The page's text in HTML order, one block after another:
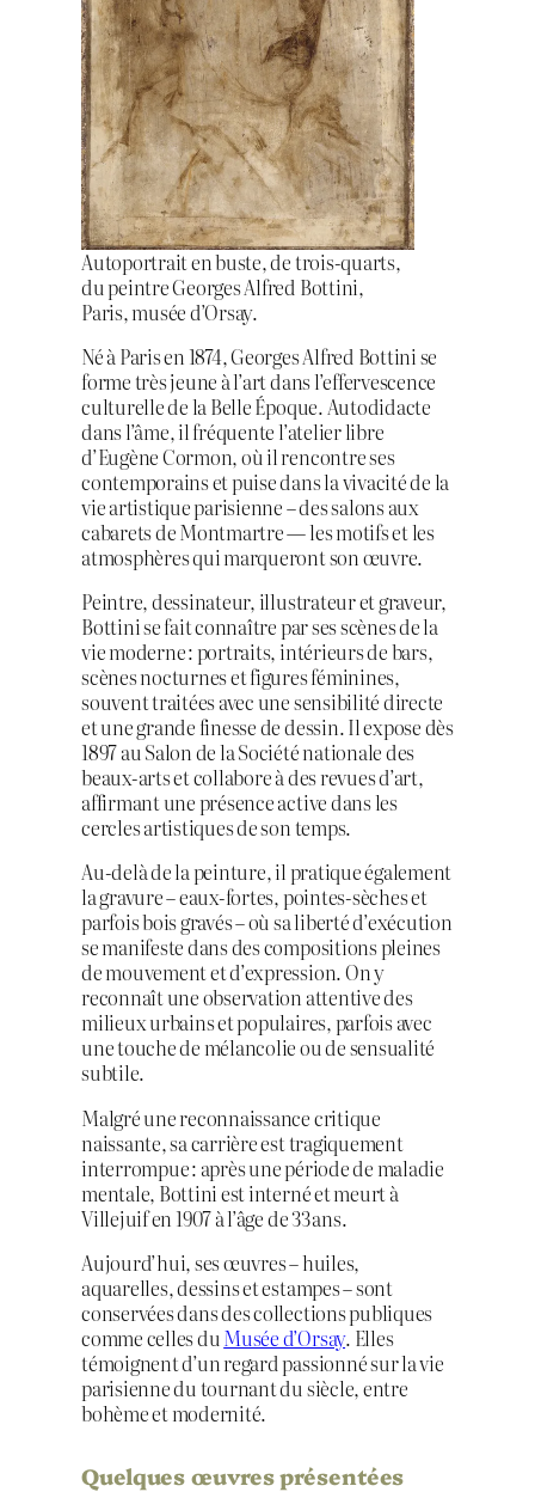
Autoportrait en buste, de trois-quarts,
du peintre Georges Alfred Bottini,
Paris, musée d’Orsay.
Né à Paris en 1874, Georges Alfred Bottini se
forme très jeune à l’art dans l’effervescence
culturelle de la Belle Époque. Autodidacte
dans l’âme, il fréquente l’atelier libre
d’Eugène Cormon, où il rencontre ses
contemporains et puise dans la vivacité de la
vie artistique parisienne – des salons aux
cabarets de Montmartre — les motifs et les
atmosphères qui marqueront son œuvre.
Peintre, dessinateur, illustrateur et graveur,
Bottini se fait connaître par ses scènes de la
vie moderne : portraits, intérieurs de bars,
scènes nocturnes et figures féminines,
souvent traitées avec une sensibilité directe
et une grande finesse de dessin. Il expose dès
1897 au Salon de la Société nationale des
beaux‑arts et collabore à des revues d’art,
affirmant une présence active dans les
cercles artistiques de son temps.
Au‑delà de la peinture, il pratique également
la gravure – eaux‑fortes, pointes‑sèches et
parfois bois gravés – où sa liberté d’exécution
se manifeste dans des compositions pleines
de mouvement et d’expression. On y
reconnaît une observation attentive des
milieux urbains et populaires, parfois avec
une touche de mélancolie ou de sensualité
subtile.
Malgré une reconnaissance critique
naissante, sa carrière est tragiquement
interrompue : après une période de maladie
mentale, Bottini est interné et meurt à
Villejuif en 1907 à l’âge de 33 ans.
Aujourd’hui, ses œuvres – huiles,
aquarelles, dessins et estampes – sont
conservées dans des collections publiques
comme celles duMusée d’Orsay. Elles
témoignent d’un regard passionné sur la vie
parisienne du tournant du siècle, entre
bohème et modernité.
Quelques œuvres présentées